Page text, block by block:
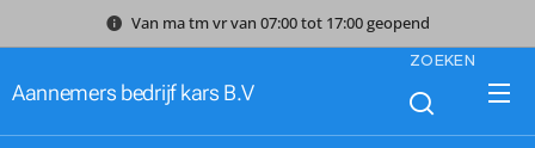
Van ma tm vr van 07:00 tot 17:00 geopend
Aannemers bedrijf kars B.V
ZOEKEN